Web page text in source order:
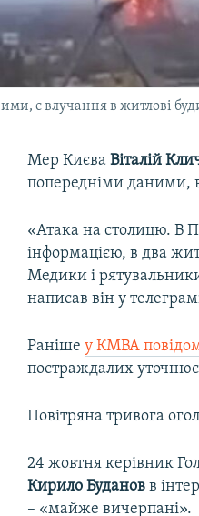
є влучання в житлові
Мер КиєваВіталій
попередніми даними,
«Атака на столицю. В
інформацією, в два
Медики і
написав він у
Ранішеу КМВА
постраждалих
Повітряна тривога
24 жовтня керівник
Кирило Буданов в
– «майже вичерпані».